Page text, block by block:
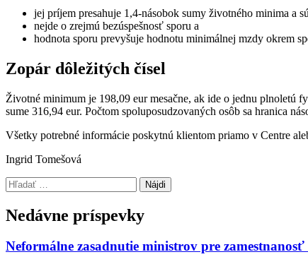
jej príjem presahuje 1,4-násobok sumy životného minima a
nejde o zrejmú bezúspešnosť sporu a
hodnota sporu prevyšuje hodnotu minimálnej mzdy okrem
Zopár dôležitých čísel
Životné minimum je 198,09 eur mesačne, ak ide o jednu plnoletú
sume 316,94 eur. Počtom spoluposudzovaných osôb sa hranica
Všetky potrebné informácie poskytnú klientom priamo v Centre
Ingrid Tomešová
Preskočiť
späť
na
hlavnú
Hľadať:
Nedávne príspevky
Neformálne zasadnutie ministrov pre zamestnanosť